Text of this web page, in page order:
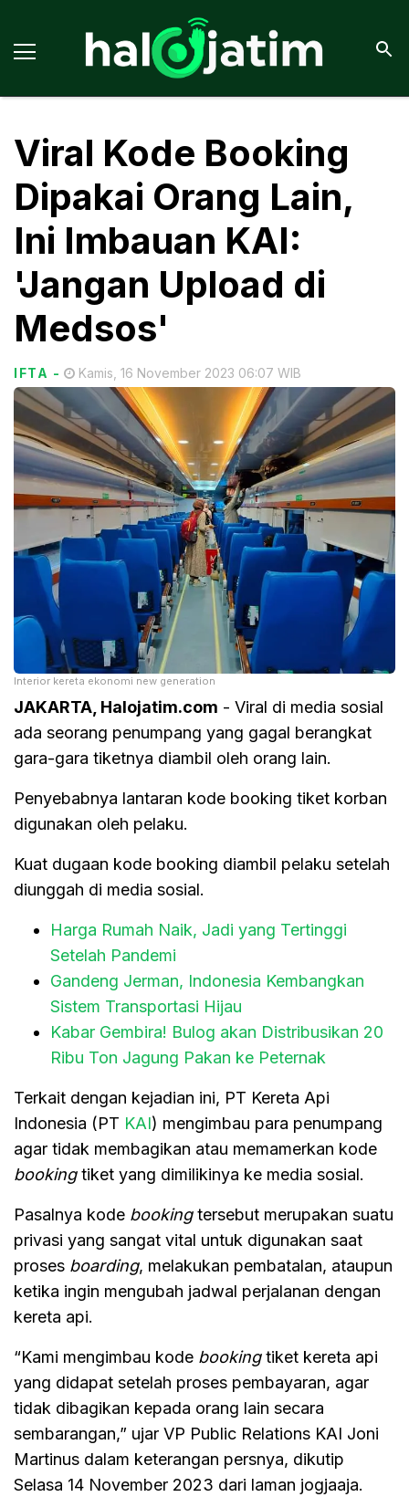
Viral Kode Booking
Dipakai Orang Lain,
Ini Imbauan KAI:
'Jangan Upload di
Medsos'
IFTA - Kamis, 16 November 2023 06:07 WIB
Interior kereta ekonomi new generation
JAKARTA, Halojatim.com - Viral di media sosial
ada seorang penumpang yang gagal berangkat
gara-gara tiketnya diambil oleh orang lain.
Penyebabnya lantaran kode booking tiket korban
digunakan oleh pelaku.
Kuat dugaan kode booking diambil pelaku setelah
diunggah di media sosial.
Harga Rumah Naik, Jadi yang Tertinggi
Setelah Pandemi
Gandeng Jerman, Indonesia Kembangkan
Sistem Transportasi Hijau
Kabar Gembira! Bulog akan Distribusikan 20
Ribu Ton Jagung Pakan ke Peternak
Terkait dengan kejadian ini, PT Kereta Api
Indonesia (PT KAI) mengimbau para penumpang
agar tidak membagikan atau memamerkan kode
bookingtiket yang dimilikinya ke media sosial.
Pasalnya kode bookingtersebut merupakan suatu
privasi yang sangat vital untuk digunakan saat
proses boarding, melakukan pembatalan, ataupun
ketika ingin mengubah jadwal perjalanan dengan
kereta api.
“Kami mengimbau kode bookingtiket kereta api
yang didapat setelah proses pembayaran, agar
tidak dibagikan kepada orang lain secara
sembarangan,” ujar VP Public Relations KAI Joni
Martinus dalam keterangan persnya, dikutip
Selasa 14 November 2023 dari laman jogjaaja.